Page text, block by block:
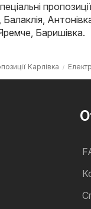
, Балаклія,
, Баришівка.
Карлівка